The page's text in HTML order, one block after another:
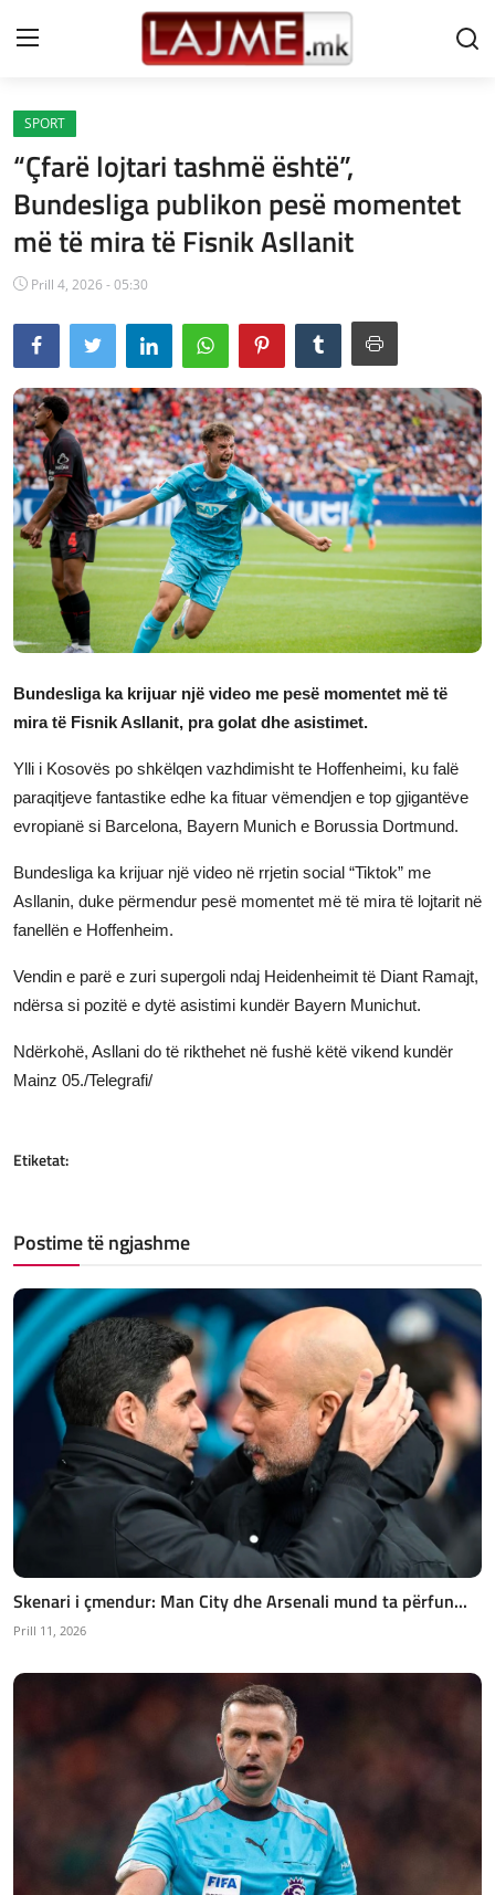
Shtëpi
LAJME MAQEDONI
SHQIPERI
KOSOVA
LAJME NGA BOTA
SHOWBIZ
SPORT
SHENDETI
JETA
Gallery
Shqip
SPORT
“Çfarë lojtari tashmë është”,
Bundesliga publikon pesë momentet
më të mira të Fisnik Asllanit
Prill 4, 2026 - 05:30
Bundesliga ka krijuar një video me pesë momentet më të
mira të Fisnik Asllanit, pra golat dhe asistimet.
Ylli i Kosovës po shkëlqen vazhdimisht te Hoffenheimi, ku falë
paraqitjeve fantastike edhe ka fituar vëmendjen e top gjigantëve
evropianë si Barcelona, Bayern Munich e Borussia Dortmund.
Bundesliga ka krijuar një video në rrjetin social “Tiktok” me
Asllanin, duke përmendur pesë momentet më të mira të lojtarit në
fanellën e Hoffenheim.
Vendin e parë e zuri supergoli ndaj Heidenheimit të Diant Ramajt,
ndërsa si pozitë e dytë asistimi kundër Bayern Munichut.
Ndërkohë, Asllani do të rikthehet në fushë këtë vikend kundër
Mainz 05./Telegrafi/
Etiketat:
Postime të ngjashme
Skenari i çmendur: Man City dhe Arsenali mund ta përfun...
Prill 11, 2026